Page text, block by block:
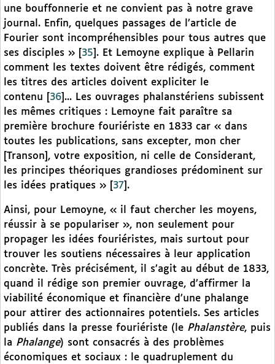
une bouffonnerie et ne convient pas à notre grave
journal. Enfin, quelques passages de l’article de
Fourier sont incompréhensibles pour tous autres que
ses disciples »
35 . Et Lemoyne explique à Pellarin
comment les textes doivent être rédigés, comment
les titres des articles doivent expliciter le
contenu
36 ... Les ouvrages phalanstériens subissent
les mêmes critiques : Lemoyne fait paraître sa
première brochure fouriériste en 1833 car « dans
toutes les publications, sans excepter, mon cher
[Transon], votre exposition, ni celle de Considerant,
les principes théoriques grandioses prédominent sur
les idées pratiques »
37 .
Ainsi, pour Lemoyne, « il faut chercher les moyens,
réussir à se populariser », non seulement pour
propager les idées fouriéristes, mais surtout pour
trouver les soutiens nécessaires à leur application
concrète. Très précisément, il s’agit au début de 1833,
quand il rédige son premier ouvrage, d’affirmer la
viabilité économique et financière d’une phalange
pour attirer des actionnaires potentiels. Ses articles
publiés dans la presse fouriériste (le Phalanstère, puis
la Phalange) sont consacrés à des problèmes
économiques et sociaux : le quadruplement du